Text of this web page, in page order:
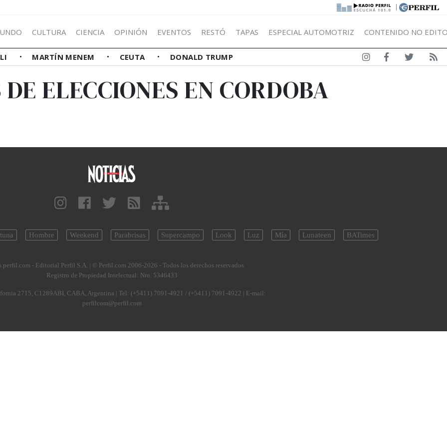
|
CULTURA CIENCIA OPINIÓN EVENTOS RESTÓ TAPAS ESPECIAL AUTOMOTRIZ CONTENIDO NO
MARTÍN MENEM CEUTA DONALD TRUMP
ELECCIONES EN CORDOBA
Hombre Weekend Parabrisas Supercampo Look Luz Mía Lunateen BATimes
- Editorial Perfil S.A. | © Perfil.com 2006-2026 - Todos los derechos reservados
Registro de Propiedad Intelectual: Nro. 5346433
2715, C1289ABI, CABA, Argentina | Tel: (+5411) 7091-4921 / (+5411) 7091-4922 | E-mail:
perfilcom@perfil.com